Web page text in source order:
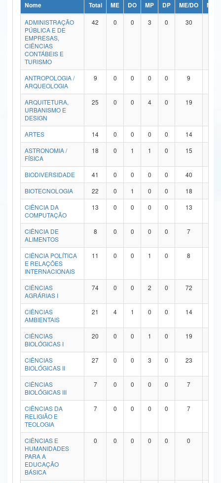
Ministério da Ciência, Tecnologia, Inovações e Comunicações
Ministério do Meio Ambiente
Ministério do Turismo
Ministério do Desenvolvimento Regional
Controladoria-Geral da União
Ministério da Mulher, da Família e dos Direitos Humanos
Secretaria de Governo
Advocacia-Geral da União
Banco Central do Brasil
Nome Total ME DO MP DP ME/DO
MP/
ADMINISTRAÇÃO
PÚBLICA E DE
EMPRESAS,
CIÊNCIAS
CONTÁBEIS E
TURISMO
42 0 0 3 0 30
ANTROPOLOGIA /
ARQUEOLOGIA
9 0 0 0 0 9
ARQUITETURA,
URBANISMO E
DESIGN
25 0 0 4 0 19
ARTES 14 0 0 0 0 14
ASTRONOMIA /
FÍSICA
18 0 1 1 0 15
BIODIVERSIDADE 41 0 0 0 0 40
BIOTECNOLOGIA
22 0 1 0 0 18
CIÊNCIA DA
COMPUTAÇÃO
13 0 0 0 0 13
CIÊNCIA DE
ALIMENTOS
8 0 0 0 0 7
CIÊNCIA POLÍTICA
E RELAÇÕES
INTERNACIONAIS
11 0 0 1 0 8
CIÊNCIAS
AGRÁRIAS I
74 0 0 2 0 72
CIÊNCIAS
AMBIENTAIS
21 4 1 0 0 14
CIÊNCIAS
BIOLÓGICAS I
20 0 0 1 0 19
CIÊNCIAS
BIOLÓGICAS II
27 0 0 3 0 23
CIÊNCIAS
BIOLÓGICAS III
7 0 0 0 0 7
CIÊNCIAS DA
RELIGIÃO E
TEOLOGIA
7 0 0 0 0 7
CIÊNCIAS E
HUMANIDADES
PARA A
EDUCAÇÃO
BÁSICA
0 0 0 0 0 0